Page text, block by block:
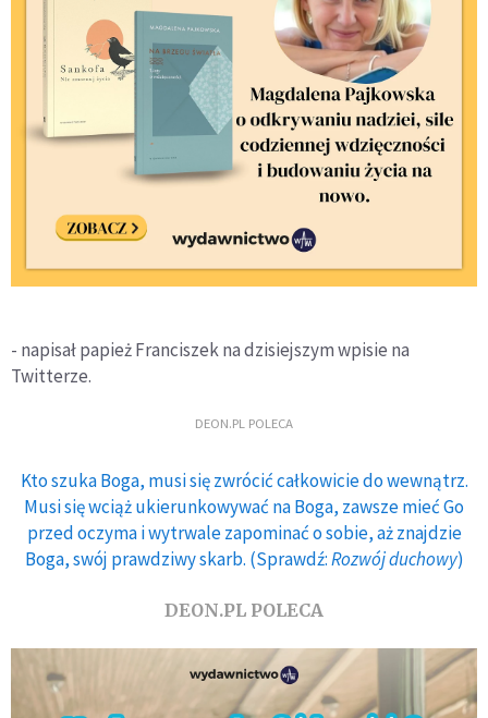
- napisał papież Franciszek na dzisiejszym wpisie na
Twitterze.
DEON.PL POLECA
Kto szuka Boga, musi się zwrócić całkowicie do wewnątrz.
Musi się wciąż ukierunkowywać na Boga, zawsze mieć Go
przed oczyma i wytrwale zapominać o sobie, aż znajdzie
Boga, swój prawdziwy skarb. (Sprawdź:Rozwój duchowy)
DEON.PL POLECA